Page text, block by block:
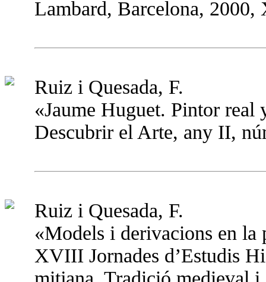
Lambard, Barcelona,
Ruiz i Quesada, F.
«Jaume Huguet. Pintor real
Descubrir el Arte, any II,
Ruiz i Quesada, F.
«Models i derivacions en
XVIII Jornades d’Estudis